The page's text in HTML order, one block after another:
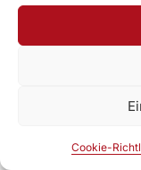
Cookie-